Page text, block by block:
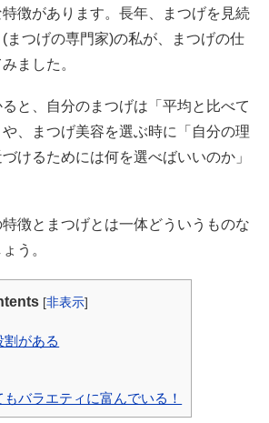
徴があります。長年、まつげを見続
まつげの専門家)の私が、まつげの仕
ました。
と、自分のまつげは「平均と比べて
、まつげ美容を選ぶ時に「自分の理
けるためには何を選べばいいのか」
徴とまつげとは一体どういうものな
う。
[非表示]
割がある
バラエティに富んでいる！